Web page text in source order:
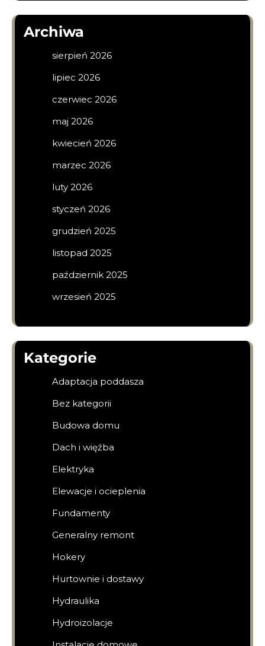
Archiwa
sierpień 2026
lipiec 2026
czerwiec 2026
maj 2026
kwiecień 2026
marzec 2026
luty 2026
styczeń 2026
grudzień 2025
listopad 2025
październik 2025
wrzesień 2025
Kategorie
Adaptacja poddasza
Bez kategorii
Budowa domu
Dach i więźba
Elektryka
Elewacje i ocieplenia
Fundamenty
Generalny remont
Hokery
Hurtownie i dostawy
Hydraulika
Hydroizolacje